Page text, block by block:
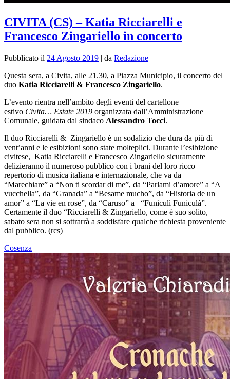
CIVITA (CS) – Katia Ricciarelli e
Francesco Zingariello in concerto
Pubblicato il 24 Agosto 2019 | da Redazione
Questa sera, a Civita, alle 21.30, a Piazza Municipio, il concerto del
duo Katia Ricciarelli & Francesco Zingariello.
L’evento rientra nell’ambito degli eventi del cartellone
estivo Civita… Estate 2019 organizzata dall’Amministrazione
Comunale, guidata dal sindaco Alessandro Tocci.
Il duo Ricciarelli & Zingariello è un sodalizio che dura da più di
vent’anni e le esibizioni sono state molteplici. Durante l’esibizione
civitese, Katia Ricciarelli e Francesco Zingariello sicuramente
delizieranno il numeroso pubblico con i brani del loro ricco
repertorio di musica italiana e internazionale, che va da
“Marechiare” a “Non ti scordar di me”, da “Parlami d’amore” a “A
vucchella”, da “Granada” a “Besame mucho”, da “Historia de un
amor” a “La vie en rose”, da “Caruso” a “Funiculì Funiculà”.
Certamente il duo “Ricciarelli & Zingariello, come è suo solito,
sabato sera non si sottrarrà a soddisfare qualche richiesta proveniente
dal pubblico. (rcs)
Cosenza